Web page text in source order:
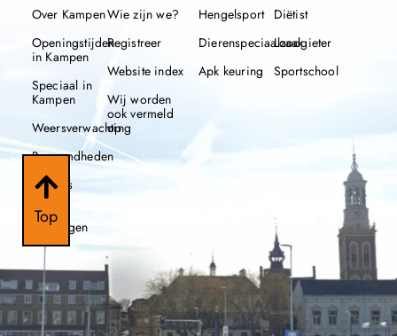
Top
Over Kampen
Openingstijden
in Kampen
Speciaal in
Kampen
Weersverwachting
Beroemdheden
Nieuws
112
meldingen
Wie zijn we?
Registreer
Website index
Wij worden
ook vermeld
op
Hengelsport
Dierenspeciaalzaak
Apk keuring
Diëtist
Loodgieter
Sportschool